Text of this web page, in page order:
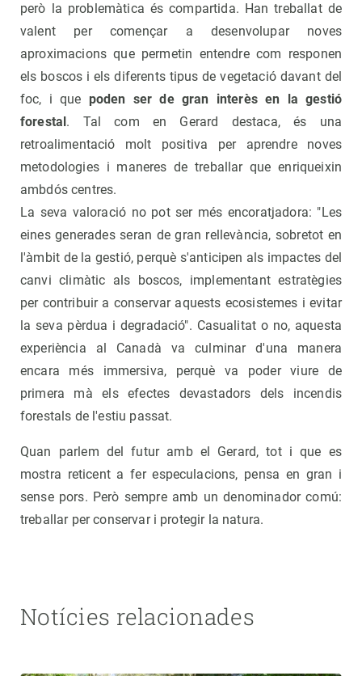
però la problemàtica és compartida. Han treballat de
valent per començar a desenvolupar noves
aproximacions que permetin entendre com responen
els boscos i els diferents tipus de vegetació davant del
foc, i que poden ser de gran interès en la gestió
forestal . Tal com en Gerard destaca, és una
retroalimentació molt positiva per aprendre noves
metodologies i maneres de treballar que enriqueixin
ambdós centres.
La seva valoració no pot ser més encoratjadora: "Les
eines generades seran de gran rellevància, sobretot en
l'àmbit de la gestió, perquè s'anticipen als impactes del
canvi climàtic als boscos, implementant estratègies
per contribuir a conservar aquests ecosistemes i evitar
la seva pèrdua i degradació". Casualitat o no, aquesta
experiència al Canadà va culminar d'una manera
encara més immersiva, perquè va poder viure de
primera mà els efectes devastadors dels incendis
forestals de l'estiu passat.
Quan parlem del futur amb el Gerard, tot i que es
mostra reticent a fer especulacions, pensa en gran i
sense pors. Però sempre amb un denominador comú:
treballar per conservar i protegir la natura.
Notícies relacionades